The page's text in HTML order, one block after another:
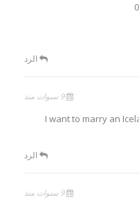
الرد
9 سنوات منذ
I want to marry an
الرد
9 سنوات منذ